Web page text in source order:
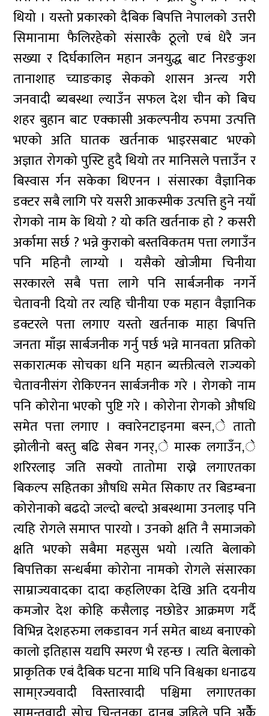
थियो । यस्तो प्रकारको दैबिक बिपत्ति नेपालको उत्तरी
सिमानामा फैलिरहेको संसारकै ठूलो एबं धेरै जन
सख्या र दिर्घकालिन महान जनयुद्ध बाट निरङकुश
तानाशाह च्याङकाइ सेकको शासन अन्त्य गरी
जनवादी ब्यबस्था ल्याउँन सफल देश चीन को बिच
शहर बुहान बाट एक्कासी अकल्पनीय रुपमा उत्पत्ति
भएको अति घातक खर्तनाक भाइरसबाट भएको
अज्ञात रोगको पुस्टि हुदै थियो तर मानिसले पत्ताउँन र
बिस्वास र्गन सकेका थिएनन । संसारका वैज्ञानिक
डक्टर सबै लागि परे यसरी आकस्मीक उत्पत्ति हुने नयाँ
रोगको नाम के थियो ? यो कति खर्तनाक हो ? कसरी
अर्कामा सर्छ ? भन्ने कुराको बस्तविकतम पत्ता लगाउँन
पनि महिनौ लाग्यो । यसैको खोजीमा चिनीया
सरकारले सबै पत्ता लागे पनि सार्बजनीक नगर्ने
चेतावनी दियो तर त्यहि चीनीया एक महान वैज्ञानिक
डक्टरले पत्ता लगाए यस्तो खर्तनाक माहा बिपत्ति
जनता माँझ सार्बजनीक गर्नु पर्छ भन्ने मानवता प्रतिको
सकारात्मक सोचका धनि महान ब्यक्तीत्वले राज्यको
चेतावनीसंग रोकिएनन सार्बजनीक गरे । रोगको नाम
पनि कोरोना भएको पुष्टि गरे । कोरोना रोगको औषधि
समेत पत्ता लगाए । क्वारेनटाइनमा बस्न,े तातो
झोलीनो बस्तु बढि सेबन गनर्,े मास्क लगाउँन,े
शरिरलाइ जति सक्यो तातोमा राख्ने लगाएतका
बिकल्प सहितका औषधि समेत सिकाए तर बिडम्बना
कोरोनाको बढदो जल्दो बल्दो अबस्थामा उनलाइ पनि
त्यहि रोगले समाप्त पारयो । उनको क्षति नै समाजको
क्षति भएको सबैमा महसुस भयो ।त्यति बेलाको
बिपत्तिका सन्धर्बमा कोरोना नामको रोगले संसारका
साम्राज्यवादका दादा कहलिएका देखि अति दयनीय
कमजोर देश कोहि कसैलाइ नछोडेर आक्रमण गर्दै
विभिन्न देशहरुमा लकडावन गर्न समेत बाध्य बनाएको
कालो इतिहास यद्यपि स्मरण भै रहन्छ । त्यति बेलाको
प्राकृतिक एबं दैबिक घटना माथि पनि विश्वका धनाढय
सामा्रज्यवादी विस्तारवादी पश्चिमा लगाएतका